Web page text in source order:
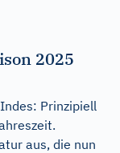
2025
Prinzipiell
aus, die nun